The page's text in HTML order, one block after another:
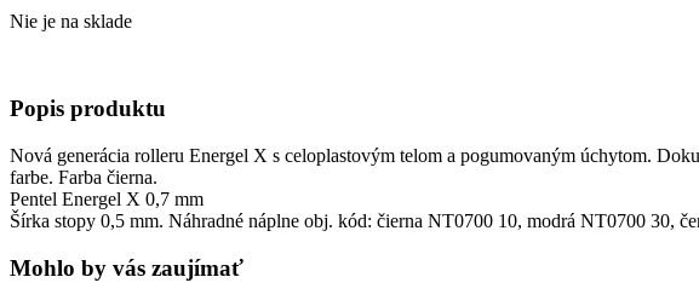
Nie je na sklade
Popis produktu
Nová generácia rolleru Energel X s celoplastovým telom a pogumovaným úchytom.
farbe. Farba čierna.
Pentel Energel X 0,7 mm
Šírka stopy 0,5 mm. Náhradné náplne obj. kód: čierna NT0700 10, modrá NT0700 30,
Mohlo by vás zaujímať